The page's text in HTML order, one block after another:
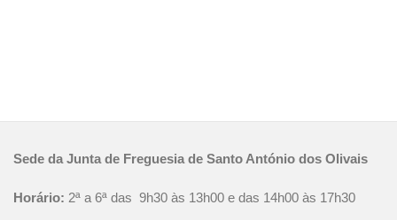
Sede da Junta de Freguesia de Santo António dos Olivais
Horário: 2ª a 6ª das 9h30 às 13h00 e das 14h00 às 17h30